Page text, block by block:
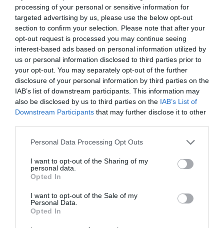
processing of your personal or sensitive information for
targeted advertising by us, please use the below opt-out
section to confirm your selection. Please note that after your
opt-out request is processed you may continue seeing
interest-based ads based on personal information utilized by
us or personal information disclosed to third parties prior to
your opt-out. You may separately opt-out of the further
disclosure of your personal information by third parties on the
IAB’s list of downstream participants. This information may
also be disclosed by us to third parties on the IAB’s List of
Downstream Participants that may further disclose it to other
Personal Data Processing Opt Outs
I want to opt-out of the Sharing of my
personal data.
Opted In
I want to opt-out of the Sale of my
Personal Data.
Opted In
Visiones de un surrealista amazónico
Con un imaginario místico que trasciende fronteras, el pintor
de la etnia uitoto Rember Yahuarcani da voz a los pueblos
indígenas del Perú.
LUCHO PACORA LIMA 24/01/2022
Santi Moix, la pintura como